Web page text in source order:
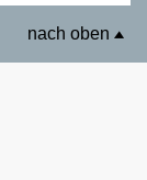
nach oben